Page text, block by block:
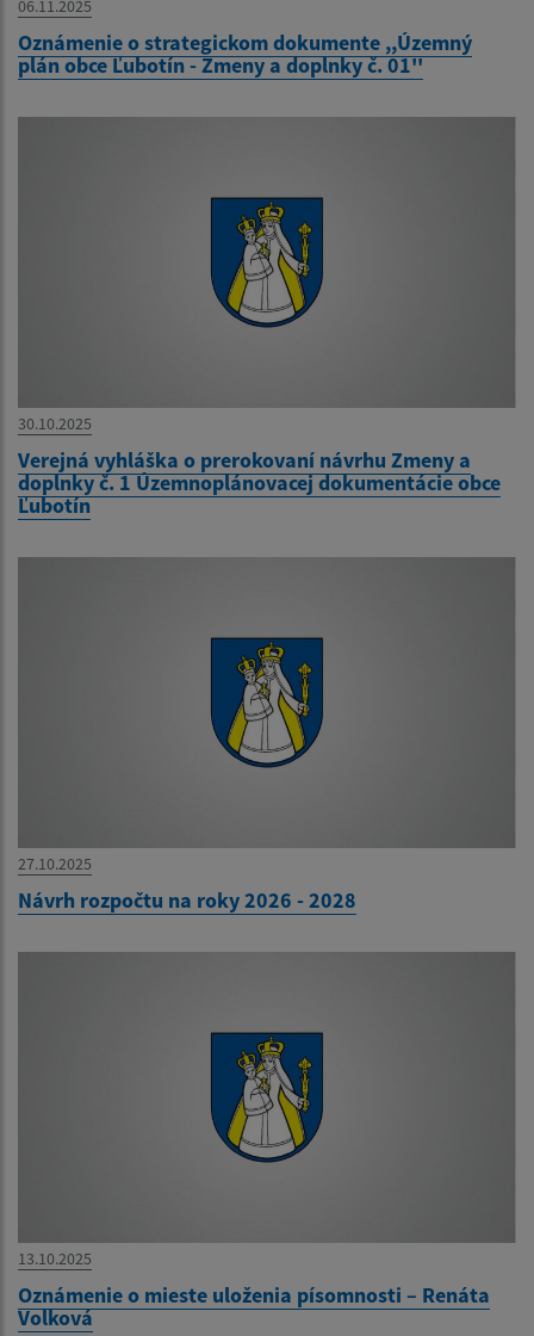
06.11.2025
Oznámenie o strategickom dokumente ,,Územný
plán obce Ľubotín - Zmeny a doplnky č. 01''
30.10.2025
Verejná vyhláška o prerokovaní návrhu Zmeny a
doplnky č. 1 Územnoplánovacej dokumentácie obce
Ľubotín
27.10.2025
Návrh rozpočtu na roky 2026 - 2028
13.10.2025
Oznámenie o mieste uloženia písomnosti – Renáta
Volková